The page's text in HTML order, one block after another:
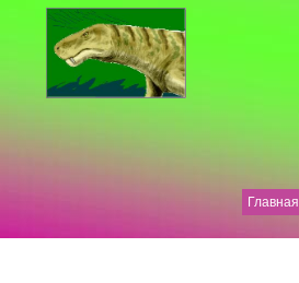
Главная